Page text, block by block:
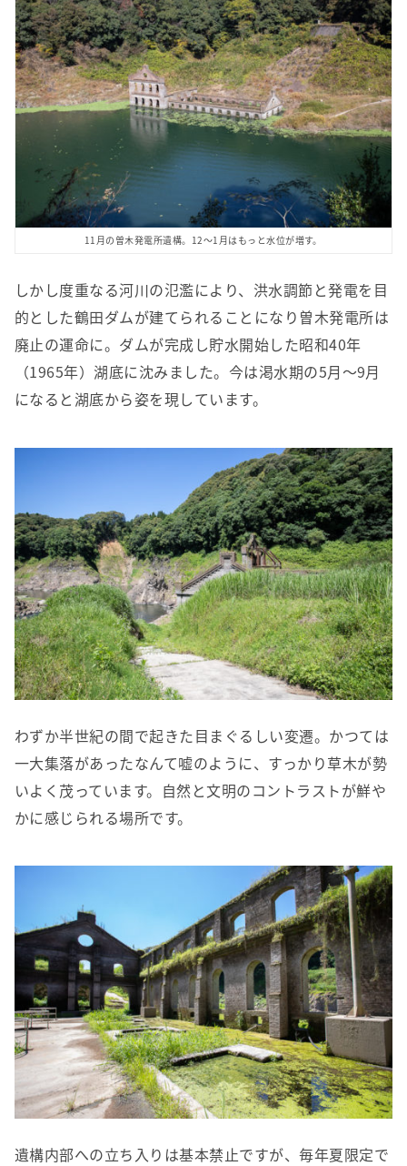
11月の曽木発電所遺構。12～1月はもっと水位が増す。
しかし度重なる河川の氾濫により、洪水調節と発電を目
的とした鶴田ダムが建てられることになり曽木発電所は
廃止の運命に。ダムが完成し貯水開始した昭和40年
（1965年）湖底に沈みました。今は渇水期の5月～9月
になると湖底から姿を現しています。
わずか半世紀の間で起きた目まぐるしい変遷。かつては
一大集落があったなんて嘘のように、すっかり草木が勢
いよく茂っています。自然と文明のコントラストが鮮や
かに感じられる場所です。
遺構内部への立ち入りは基本禁止ですが、毎年夏限定で